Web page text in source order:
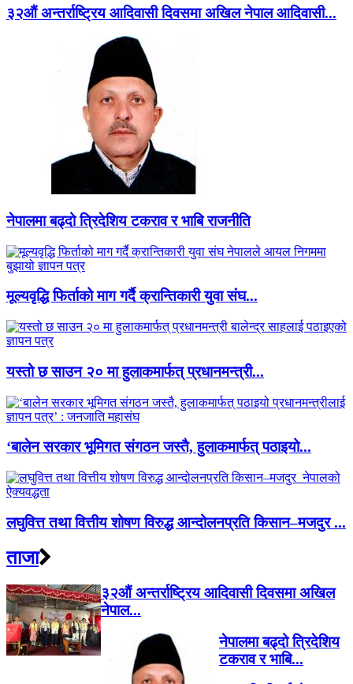
३२औं अन्तर्राष्ट्रिय आदिवासी दिवसमा अखिल नेपाल आदिवासी...
नेपालमा बढ्दो त्रिदेशिय टकराव र भाबि राजनीति
मूल्यवृद्धि फिर्ताको माग गर्दै क्रान्तिकारी युवा संघ...
यस्तो छ साउन २० मा हुलाकमार्फत् प्रधानमन्त्री...
‘बालेन सरकार भूमिगत संगठन जस्तै, हुलाकमार्फत् पठाइयो...
लघुवित्त तथा वित्तीय शोषण विरुद्ध आन्दोलनप्रति किसान–मजदुर ...
ताजा
३२औं अन्तर्राष्ट्रिय आदिवासी दिवसमा अखिल
नेपाल...
नेपालमा बढ्दो त्रिदेशिय
टकराव र भाबि...